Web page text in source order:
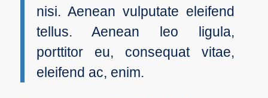
nisi. Aenean vulputate eleifend
tellus. Aenean leo ligula,
porttitor eu, consequat vitae,
eleifend ac, enim.